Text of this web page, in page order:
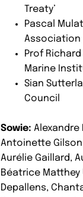
Treaty’
Pascal
Association
Prof Richard
Marine
Sian
Council
Sowie: Alexandre
Antoinette
Aurélie Gaillard,
Béatrice Matthey
Depallens,